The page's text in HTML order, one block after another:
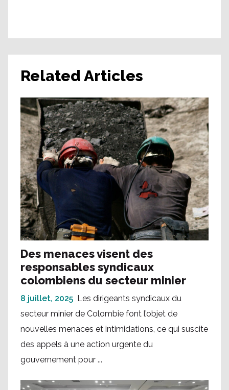
Related Articles
Des menaces visent des
responsables syndicaux
colombiens du secteur minier
8 juillet, 2025 Les dirigeants syndicaux du
secteur minier de Colombie font l’objet de
nouvelles menaces et intimidations, ce qui suscite
des appels à une action urgente du
gouvernement pour ...